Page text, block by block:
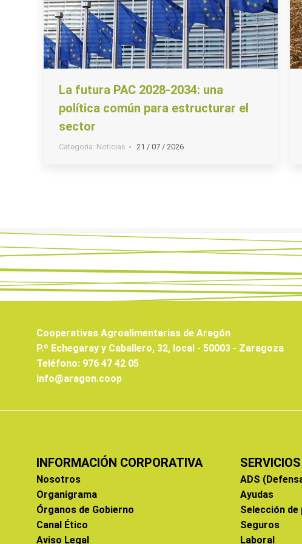
La futura PAC 2028-2034: una
política común para estructurar el
sector
Categoria: Noticias 21 / 07 / 2026
Cooperativas Agroalimentarias de Aragón
P.º Echegaray y Caballero, 32, local - 50003 - Zaragoza
Teléfono: 976 47 42 05
info@aragon.coop
INFORMACIÓN CORPORATIVA
Nosotros
Organigrama
Órganos de Gobierno
Canal Ético
Aviso Legal
SERVICIOS
ADS
Ayudas
Selección de
Seguros
Laboral